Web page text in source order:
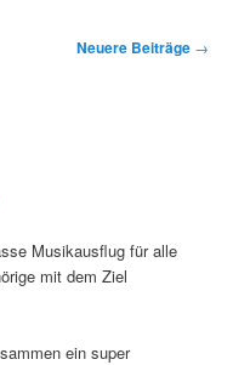
Neuere Beiträge →
Musikausflug für alle
mit dem Ziel
ein super